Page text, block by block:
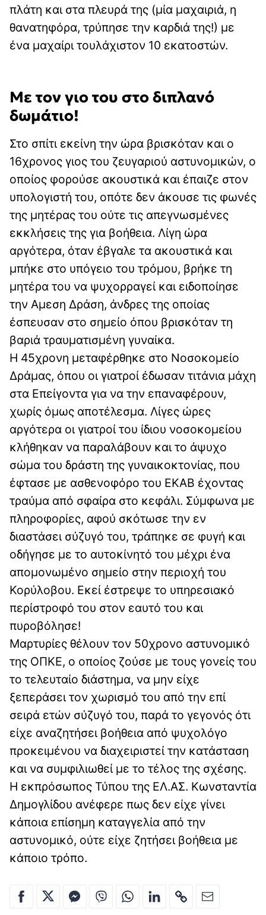
πλάτη και στα πλευρά της (μία μαχαιριά, η
θανατηφόρα, τρύπησε την καρδιά της!) με
ένα μαχαίρι τουλάχιστον 10 εκατοστών.
Με τον γιο του στο διπλανό
δωμάτιο!
Στο σπίτι εκείνη την ώρα βρισκόταν και ο
16χρονος γιος του ζευγαριού αστυνομικών, ο
οποίος φορούσε ακουστικά και έπαιζε στον
υπολογιστή του, οπότε δεν άκουσε τις φωνές
της μητέρας του ούτε τις απεγνωσμένες
εκκλήσεις της για βοήθεια. Λίγη ώρα
αργότερα, όταν έβγαλε τα ακουστικά και
μπήκε στο υπόγειο του τρόμου, βρήκε τη
μητέρα του να ψυχορραγεί και ειδοποίησε
την Αμεση Δράση, άνδρες της οποίας
έσπευσαν στο σημείο όπου βρισκόταν τη
βαριά τραυματισμένη γυναίκα.
Η 45χρονη μεταφέρθηκε στο Νοσοκομείο
Δράμας, όπου οι γιατροί έδωσαν τιτάνια μάχη
στα Επείγοντα για να την επαναφέρουν,
χωρίς όμως αποτέλεσμα. Λίγες ώρες
αργότερα οι γιατροί του ίδιου νοσοκομείου
κλήθηκαν να παραλάβουν και το άψυχο
σώμα του δράστη της γυναικοκτονίας, που
έφτασε με ασθενοφόρο του ΕΚΑΒ έχοντας
τραύμα από σφαίρα στο κεφάλι. Σύμφωνα με
πληροφορίες, αφού σκότωσε την εν
διαστάσει σύζυγό του, τράπηκε σε φυγή και
οδήγησε με το αυτοκίνητό του μέχρι ένα
απομονωμένο σημείο στην περιοχή του
Κορύλοβου. Εκεί έστρεψε το υπηρεσιακό
περίστροφό του στον εαυτό του και
πυροβόλησε!
Μαρτυρίες θέλουν τον 50χρονο αστυνομικό
της ΟΠΚΕ, ο οποίος ζούσε με τους γονείς του
το τελευταίο διάστημα, να μην είχε
ξεπεράσει τον χωρισμό του από την επί
σειρά ετών σύζυγό του, παρά το γεγονός ότι
είχε αναζητήσει βοήθεια από ψυχολόγο
προκειμένου να διαχειριστεί την κατάσταση
και να συμφιλιωθεί με το τέλος της σχέσης.
Η εκπρόσωπος Τύπου της ΕΛ.ΑΣ. Κωνσταντία
Δημογλίδου ανέφερε πως δεν είχε γίνει
κάποια επίσημη καταγγελία από την
αστυνομικό, ούτε είχε ζητήσει βοήθεια με
κάποιο τρόπο.